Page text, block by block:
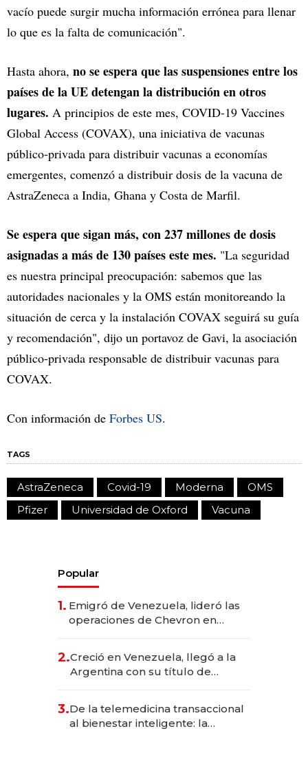
vacío puede surgir mucha información errónea para llenar
lo que es la falta de comunicación".
Hasta ahora, no se espera que las suspensiones entre los
países de la UE detengan la distribución en otros
lugares. A principios de este mes, COVID-19 Vaccines
Global Access (COVAX), una iniciativa de vacunas
público-privada para distribuir vacunas a economías
emergentes, comenzó a distribuir dosis de la vacuna de
AstraZeneca a India, Ghana y Costa de Marfil.
Se espera que sigan más, con 237 millones de dosis
asignadas a más de 130 países este mes. "La seguridad
es nuestra principal preocupación: sabemos que las
autoridades nacionales y la OMS están monitoreando la
situación de cerca y la instalación COVAX seguirá su guía
y recomendación", dijo un portavoz de Gavi, la asociación
público-privada responsable de distribuir vacunas para
COVAX.
Con información de Forbes US.
TAGS
AstraZeneca Covid-19 Moderna
OMS
Pfizer
Universidad de Oxford Vacuna
Popular
1. Emigró de Venezuela, lideró las
operaciones de Chevron en
2.Creció en Venezuela, llegó a la
Argentina con su título de
las marcas "fast premium"
3.De la telemedicina transaccional
al bienestar inteligente: la